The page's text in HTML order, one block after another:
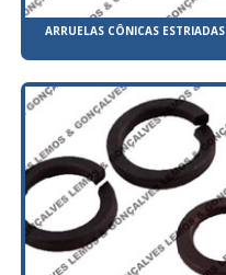
ARRUELAS CÔNICAS ESTRIADAS